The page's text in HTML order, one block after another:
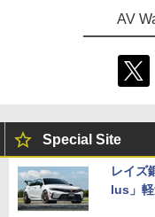
AV
Special Site
レイズ
lus」